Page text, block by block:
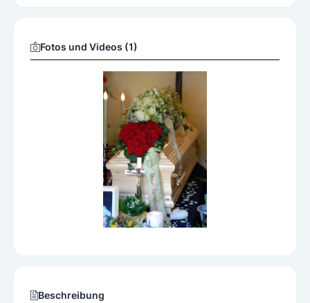
Fotos und Videos (1)
Beschreibung